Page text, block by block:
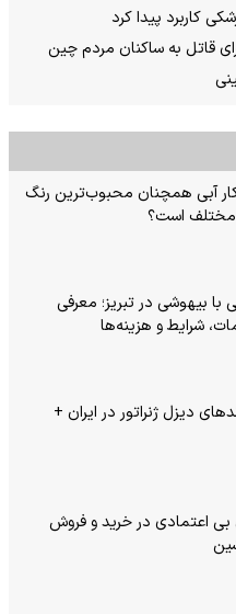
کاربرد پیدا کرد
آبی همچنان محبوب‌ترین رنگ
مختلف است؟
با بیهوشی در تبریز؛ معرفی
شرایط و هزینه‌ها
دیزل ژنراتور در ایران +
اعتمادی در خرید و فروش